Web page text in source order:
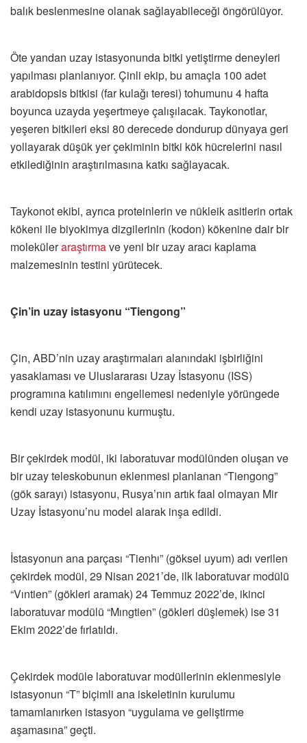
balık beslenmesine olanak sağlayabileceği öngörülüyor.
Öte yandan uzay istasyonunda bitki yetiştirme deneyleri
yapılması planlanıyor. Çinli ekip, bu amaçla 100 adet
arabidopsis bitkisi (far kulağı teresi) tohumunu 4 hafta
boyunca uzayda yeşertmeye çalışılacak. Taykonotlar,
yeşeren bitkileri eksi 80 derecede dondurup dünyaya geri
yollayarak düşük yer çekiminin bitki kök hücrelerini nasıl
etkilediğinin araştırılmasına katkı sağlayacak.
Taykonot ekibi, ayrıca proteinlerin ve nükleik asitlerin ortak
kökeni ile biyokimya dizgilerinin (kodon) kökenine dair bir
moleküleraraştırmave yeni bir uzay aracı kaplama
malzemesinin testini yürütecek.
Çin’in uzay istasyonu “Tiengong”
Çin, ABD’nin uzay araştırmaları alanındaki işbirliğini
yasaklaması ve Uluslararası Uzay İstasyonu (ISS)
programına katılımını engellemesi nedeniyle yörüngede
kendi uzay istasyonunu kurmuştu.
Bir çekirdek modül, iki laboratuvar modülünden oluşan ve
bir uzay teleskobunun eklenmesi planlanan “Tiengong”
(gök sarayı) istasyonu, Rusya’nın artık faal olmayan Mir
Uzay İstasyonu’nu model alarak inşa edildi.
İstasyonun ana parçası “Tienhı” (göksel uyum) adı verilen
çekirdek modül, 29 Nisan 2021’de, ilk laboratuvar modülü
“Vıntien” (gökleri aramak) 24 Temmuz 2022’de, ikinci
laboratuvar modülü “Mıngtien” (gökleri düşlemek) ise 31
Ekim 2022’de fırlatıldı.
Çekirdek modüle laboratuvar modüllerinin eklenmesiyle
istasyonun “T” biçimli ana iskeletinin kurulumu
tamamlanırken istasyon “uygulama ve geliştirme
aşamasına” geçti.